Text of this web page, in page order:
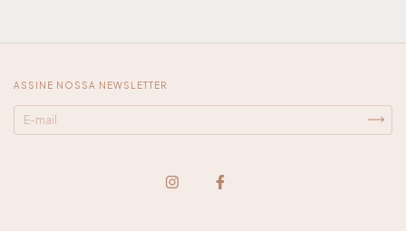
ASSINE NOSSA NEWSLETTER